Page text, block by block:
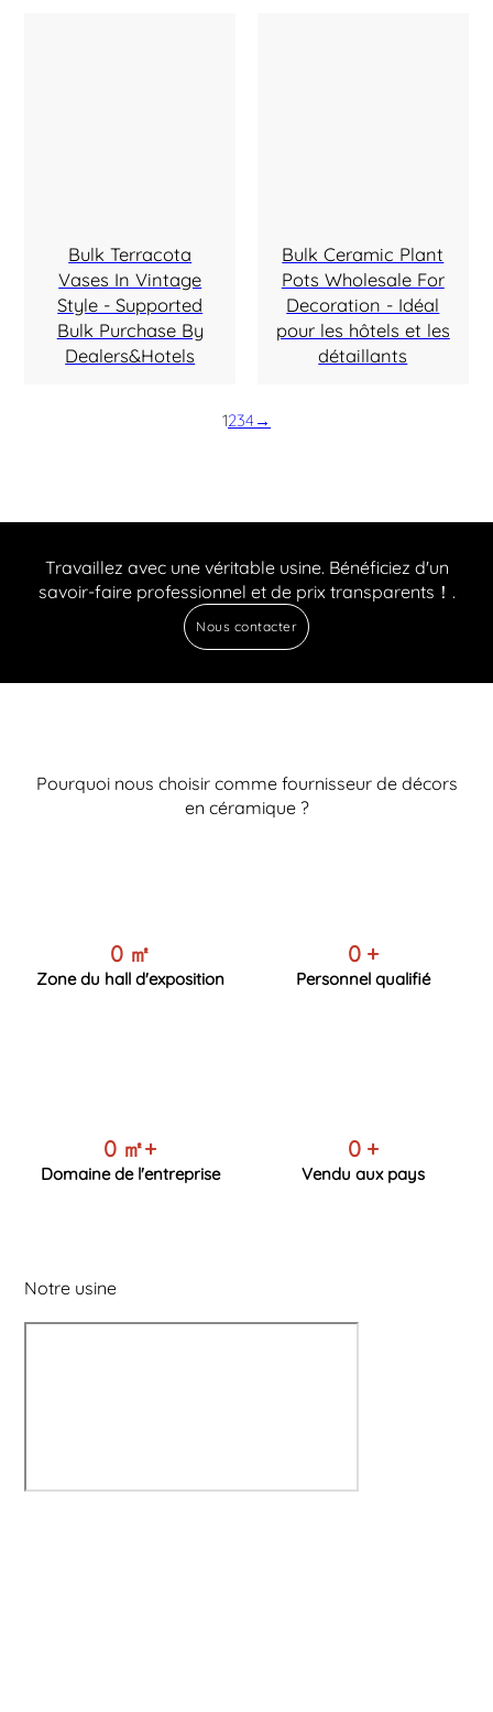
Bulk Terracota
Vases In Vintage
Style - Supported
Bulk Purchase By
Dealers&Hotels
Bulk Ceramic Plant
Pots Wholesale For
Decoration - Idéal
pour les hôtels et les
détaillants
1234 →
Travaillez avec une véritable usine. Bénéficiez d'un
savoir-faire professionnel et de prix transparents！.
Nous contacter
Pourquoi nous choisir comme fournisseur de décors
en céramique ?
0㎡
Zone du hall d'exposition
0+
Personnel qualifié
0 ㎡+
Domaine de l'entreprise
0+
Vendu aux pays
Notre usine